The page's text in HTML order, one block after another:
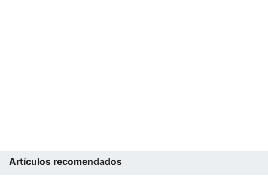
Artículos recomendados